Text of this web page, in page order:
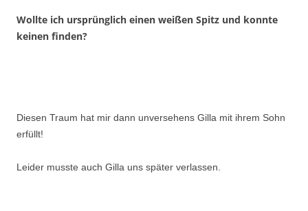
Wollte ich ursprünglich einen weißen Spitz und konnte
keinen finden?
Diesen Traum hat mir dann unversehens Gilla mit ihrem Sohn
erfüllt!
Leider musste auch Gilla uns später verlassen.